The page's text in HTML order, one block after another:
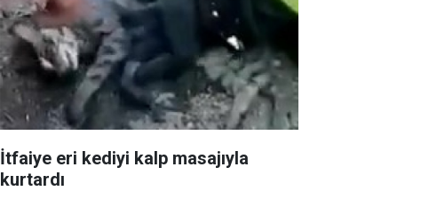
İtfaiye eri kediyi kalp masajıyla
kurtardı